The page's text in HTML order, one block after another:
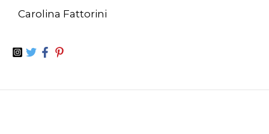
Carolina Fattorini